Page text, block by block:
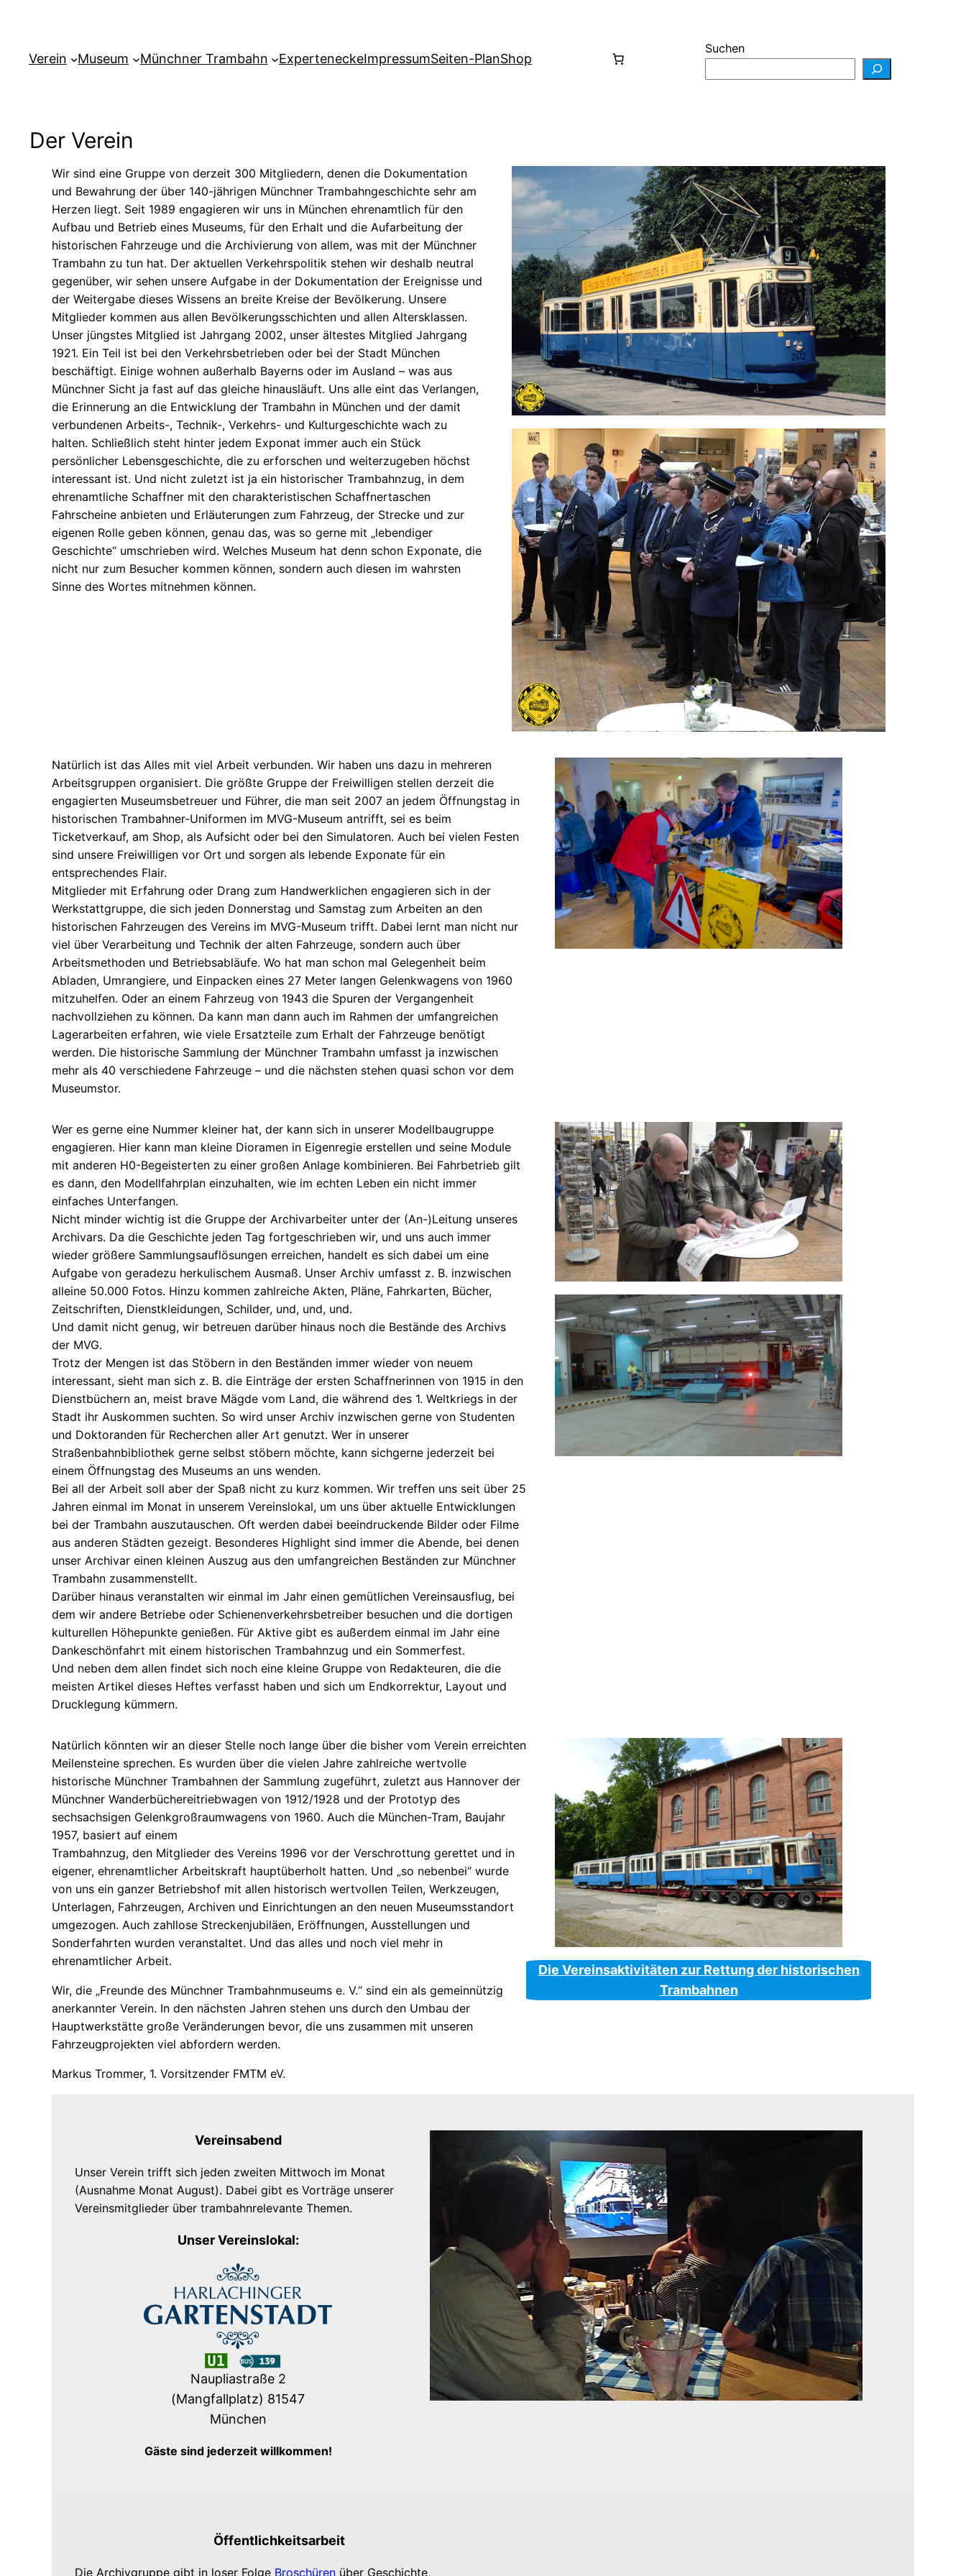
Verein Museum Münchner Trambahn ExperteneckeImpressumSeiten-PlanShop
Suchen
Der Verein
Wir sind eine Gruppe von derzeit 300 Mitgliedern, denen die Dokumentation
und Bewahrung der über 140-jährigen Münchner Trambahngeschichte sehr am
Herzen liegt. Seit 1989 engagieren wir uns in München ehrenamtlich für den
Aufbau und Betrieb eines Museums, für den Erhalt und die Aufarbeitung der
historischen Fahrzeuge und die Archivierung von allem, was mit der Münchner
Trambahn zu tun hat. Der aktuellen Verkehrspolitik stehen wir deshalb neutral
gegenüber, wir sehen unsere Aufgabe in der Dokumentation der Ereignisse und
der Weitergabe dieses Wissens an breite Kreise der Bevölkerung. Unsere
Mitglieder kommen aus allen Bevölkerungsschichten und allen Altersklassen.
Unser jüngstes Mitglied ist Jahrgang 2002, unser ältestes Mitglied Jahrgang
1921. Ein Teil ist bei den Verkehrsbetrieben oder bei der Stadt München
beschäftigt. Einige wohnen außerhalb Bayerns oder im Ausland – was aus
Münchner Sicht ja fast auf das gleiche hinausläuft. Uns alle eint das Verlangen,
die Erinnerung an die Entwicklung der Trambahn in München und der damit
verbundenen Arbeits-, Technik-, Verkehrs- und Kulturgeschichte wach zu
halten. Schließlich steht hinter jedem Exponat immer auch ein Stück
persönlicher Lebensgeschichte, die zu erforschen und weiterzugeben höchst
interessant ist. Und nicht zuletzt ist ja ein historischer Trambahnzug, in dem
ehrenamtliche Schaffner mit den charakteristischen Schaffnertaschen
Fahrscheine anbieten und Erläuterungen zum Fahrzeug, der Strecke und zur
eigenen Rolle geben können, genau das, was so gerne mit „lebendiger
Geschichte“ umschrieben wird. Welches Museum hat denn schon Exponate, die
nicht nur zum Besucher kommen können, sondern auch diesen im wahrsten
Sinne des Wortes mitnehmen können.
Natürlich ist das Alles mit viel Arbeit verbunden. Wir haben uns dazu in mehreren
Arbeitsgruppen organisiert. Die größte Gruppe der Freiwilligen stellen derzeit die
engagierten Museumsbetreuer und Führer, die man seit 2007 an jedem Öffnungstag in
historischen Trambahner-Uniformen im MVG-Museum antrifft, sei es beim
Ticketverkauf, am Shop, als Aufsicht oder bei den Simulatoren. Auch bei vielen Festen
sind unsere Freiwilligen vor Ort und sorgen als lebende Exponate für ein
entsprechendes Flair.
Mitglieder mit Erfahrung oder Drang zum Handwerklichen engagieren sich in der
Werkstattgruppe, die sich jeden Donnerstag und Samstag zum Arbeiten an den
historischen Fahrzeugen des Vereins im MVG-Museum trifft. Dabei lernt man nicht nur
viel über Verarbeitung und Technik der alten Fahrzeuge, sondern auch über
Arbeitsmethoden und Betriebsabläufe. Wo hat man schon mal Gelegenheit beim
Abladen, Umrangiere, und Einpacken eines 27 Meter langen Gelenkwagens von 1960
mitzuhelfen. Oder an einem Fahrzeug von 1943 die Spuren der Vergangenheit
nachvollziehen zu können. Da kann man dann auch im Rahmen der umfangreichen
Lagerarbeiten erfahren, wie viele Ersatzteile zum Erhalt der Fahrzeuge benötigt
werden. Die historische Sammlung der Münchner Trambahn umfasst ja inzwischen
mehr als 40 verschiedene Fahrzeuge – und die nächsten stehen quasi schon vor dem
Museumstor.
Wer es gerne eine Nummer kleiner hat, der kann sich in unserer Modellbaugruppe
engagieren. Hier kann man kleine Dioramen in Eigenregie erstellen und seine Module
mit anderen H0-Begeisterten zu einer großen Anlage kombinieren. Bei Fahrbetrieb gilt
es dann, den Modellfahrplan einzuhalten, wie im echten Leben ein nicht immer
einfaches Unterfangen.
Nicht minder wichtig ist die Gruppe der Archivarbeiter unter der (An-)Leitung unseres
Archivars. Da die Geschichte jeden Tag fortgeschrieben wir, und uns auch immer
wieder größere Sammlungsauflösungen erreichen, handelt es sich dabei um eine
Aufgabe von geradezu herkulischem Ausmaß. Unser Archiv umfasst z. B. inzwischen
alleine 50.000 Fotos. Hinzu kommen zahlreiche Akten, Pläne, Fahrkarten, Bücher,
Zeitschriften, Dienstkleidungen, Schilder, und, und, und.
Und damit nicht genug, wir betreuen darüber hinaus noch die Bestände des Archivs
der MVG.
Trotz der Mengen ist das Stöbern in den Beständen immer wieder von neuem
interessant, sieht man sich z. B. die Einträge der ersten Schaffnerinnen von 1915 in den
Dienstbüchern an, meist brave Mägde vom Land, die während des 1. Weltkriegs in der
Stadt ihr Auskommen suchten. So wird unser Archiv inzwischen gerne von Studenten
und Doktoranden für Recherchen aller Art genutzt. Wer in unserer
Straßenbahnbibliothek gerne selbst stöbern möchte, kann sichgerne jederzeit bei
einem Öffnungstag des Museums an uns wenden.
Bei all der Arbeit soll aber der Spaß nicht zu kurz kommen. Wir treffen uns seit über 25
Jahren einmal im Monat in unserem Vereinslokal, um uns über aktuelle Entwicklungen
bei der Trambahn auszutauschen. Oft werden dabei beeindruckende Bilder oder Filme
aus anderen Städten gezeigt. Besonderes Highlight sind immer die Abende, bei denen
unser Archivar einen kleinen Auszug aus den umfangreichen Beständen zur Münchner
Trambahn zusammenstellt.
Darüber hinaus veranstalten wir einmal im Jahr einen gemütlichen Vereinsausflug, bei
dem wir andere Betriebe oder Schienenverkehrsbetreiber besuchen und die dortigen
kulturellen Höhepunkte genießen. Für Aktive gibt es außerdem einmal im Jahr eine
Dankeschönfahrt mit einem historischen Trambahnzug und ein Sommerfest.
Und neben dem allen findet sich noch eine kleine Gruppe von Redakteuren, die die
meisten Artikel dieses Heftes verfasst haben und sich um Endkorrektur, Layout und
Drucklegung kümmern.
Natürlich könnten wir an dieser Stelle noch lange über die bisher vom Verein erreichten
Meilensteine sprechen. Es wurden über die vielen Jahre zahlreiche wertvolle
historische Münchner Trambahnen der Sammlung zugeführt, zuletzt aus Hannover der
Münchner Wanderbüchereitriebwagen von 1912/1928 und der Prototyp des
sechsachsigen Gelenkgroßraumwagens von 1960. Auch die München-Tram, Baujahr
1957, basiert auf einem
Trambahnzug, den Mitglieder des Vereins 1996 vor der Verschrottung gerettet und in
eigener, ehrenamtlicher Arbeitskraft hauptüberholt hatten. Und „so nebenbei“ wurde
von uns ein ganzer Betriebshof mit allen historisch wertvollen Teilen, Werkzeugen,
Unterlagen, Fahrzeugen, Archiven und Einrichtungen an den neuen Museumsstandort
umgezogen. Auch zahllose Streckenjubiläen, Eröffnungen, Ausstellungen und
Sonderfahrten wurden veranstaltet. Und das alles und noch viel mehr in
ehrenamtlicher Arbeit.
Wir, die „Freunde des Münchner Trambahnmuseums e. V.“ sind ein als gemeinnützig
anerkannter Verein. In den nächsten Jahren stehen uns durch den Umbau der
Hauptwerkstätte große Veränderungen bevor, die uns zusammen mit unseren
Fahrzeugprojekten viel abfordern werden.
Markus Trommer, 1. Vorsitzender FMTM eV.
Die Vereinsaktivitäten zur Rettung der historischen
Trambahnen
Vereinsabend
Unser Verein trifft sich jeden zweiten Mittwoch im Monat
(Ausnahme Monat August). Dabei gibt es Vorträge unserer
Vereinsmitglieder über trambahnrelevante Themen.
Unser Vereinslokal:
Naupliastraße 2
(Mangfallplatz) 81547
München
​Gäste sind jederzeit willkommen!
Öffentlichkeitsarbeit
Die Archivgruppe gibt in loser Folge Broschüren über Geschichte,